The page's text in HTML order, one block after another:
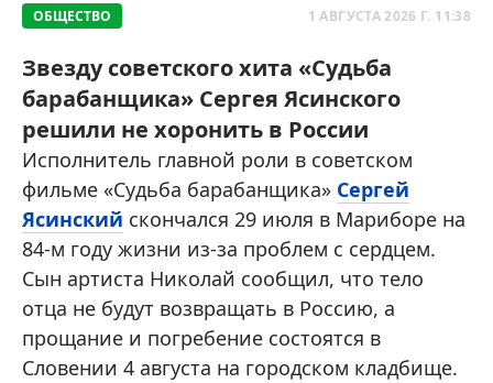
ОБЩЕСТВО 1 АВГУСТА 2026 Г. 11:38
Звезду советского хита «Судьба
барабанщика» Сергея Ясинского
решили не хоронить в России
Исполнитель главной роли в советском
фильме «Судьба барабанщика» Сергей
Ясинский скончался 29 июля в Мариборе на
84-м году жизни из-за проблем с сердцем.
Сын артиста Николай сообщил, что тело
отца не будут возвращать в Россию, а
прощание и погребение состоятся в
Словении 4 августа на городском кладбище.